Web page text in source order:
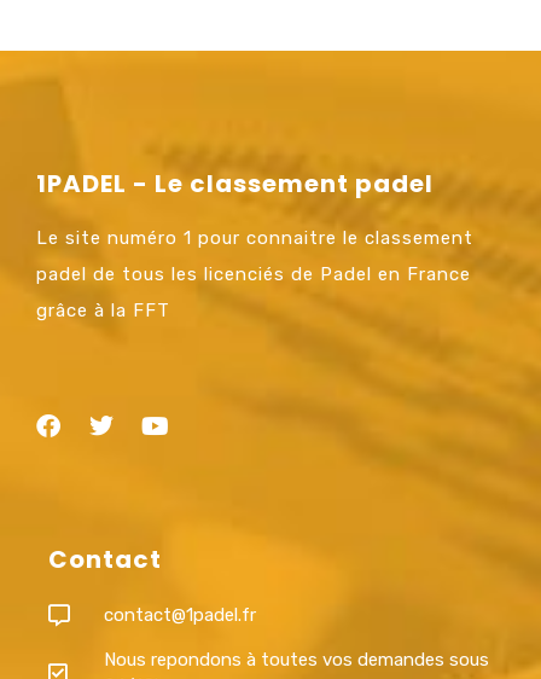
1PADEL - Le classement padel
Le site numéro 1 pour connaitre le classement
padel de tous les licenciés de Padel en France
grâce à la FFT
Contact
contact@1padel.fr
Nous repondons à toutes vos demandes sous